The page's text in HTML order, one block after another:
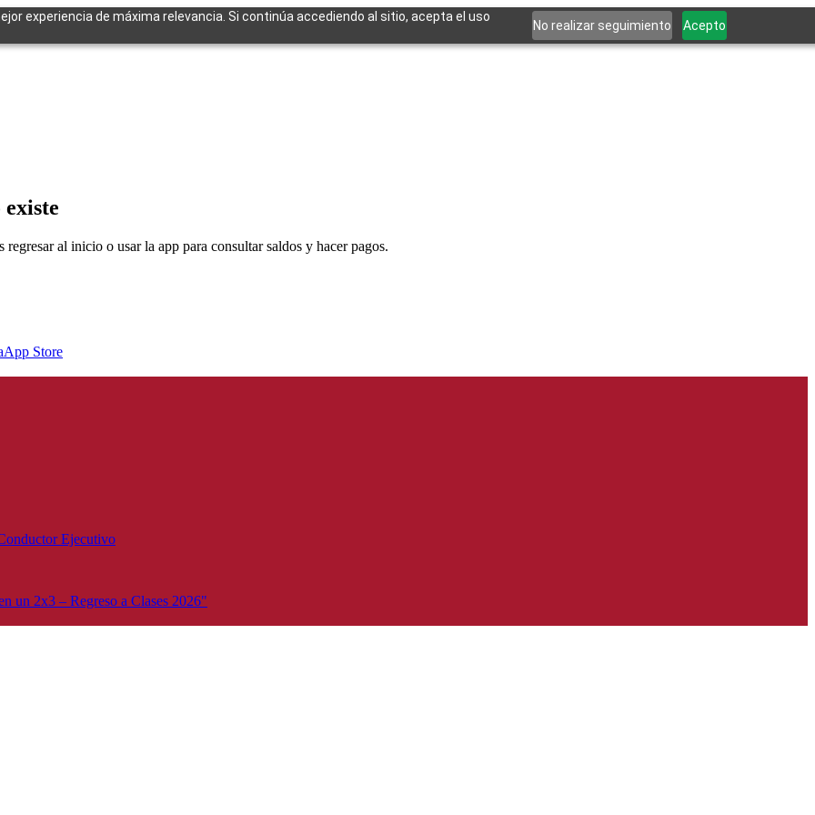
experiencia de máxima relevancia. Si continúa accediendo al sitio, acepta el uso
No realizar seguimiento Acepto
al inicio o usar la app para consultar saldos y hacer pagos.
App Store
Ejecutivo
un 2x3 – Regreso a Clases 2026"